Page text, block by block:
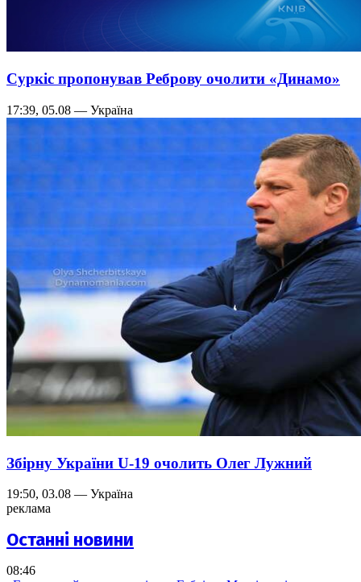
Суркіс пропонував Реброву очолити «Динамо»
17:39, 05.08 — Україна
Збірну України U-19 очолить Олег Лужний
19:50, 03.08 — Україна
реклама
Останні новини
08:46